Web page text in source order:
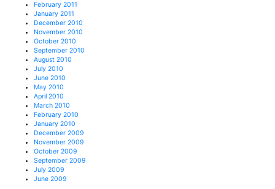
February 2011
January 2011
December 2010
November 2010
October 2010
September 2010
August 2010
July 2010
June 2010
May 2010
April 2010
March 2010
February 2010
January 2010
December 2009
November 2009
October 2009
September 2009
July 2009
June 2009